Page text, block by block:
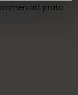
att prata